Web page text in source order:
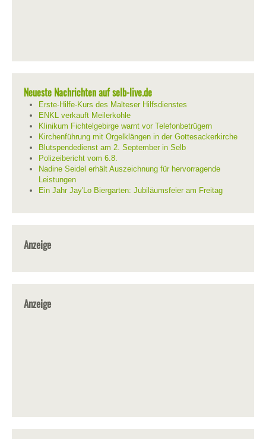
Neueste Nachrichten auf selb-live.de
Erste-Hilfe-Kurs des Malteser Hilfsdienstes
ENKL verkauft Meilerkohle
Klinikum Fichtelgebirge warnt vor Telefonbetrügern
Kirchenführung mit Orgelklängen in der Gottesackerkirche
Blutspendedienst am 2. September in Selb
Polizeibericht vom 6.8.
Nadine Seidel erhält Auszeichnung für hervorragende
Leistungen
Ein Jahr Jay'Lo Biergarten: Jubiläumsfeier am Freitag
Anzeige
Anzeige